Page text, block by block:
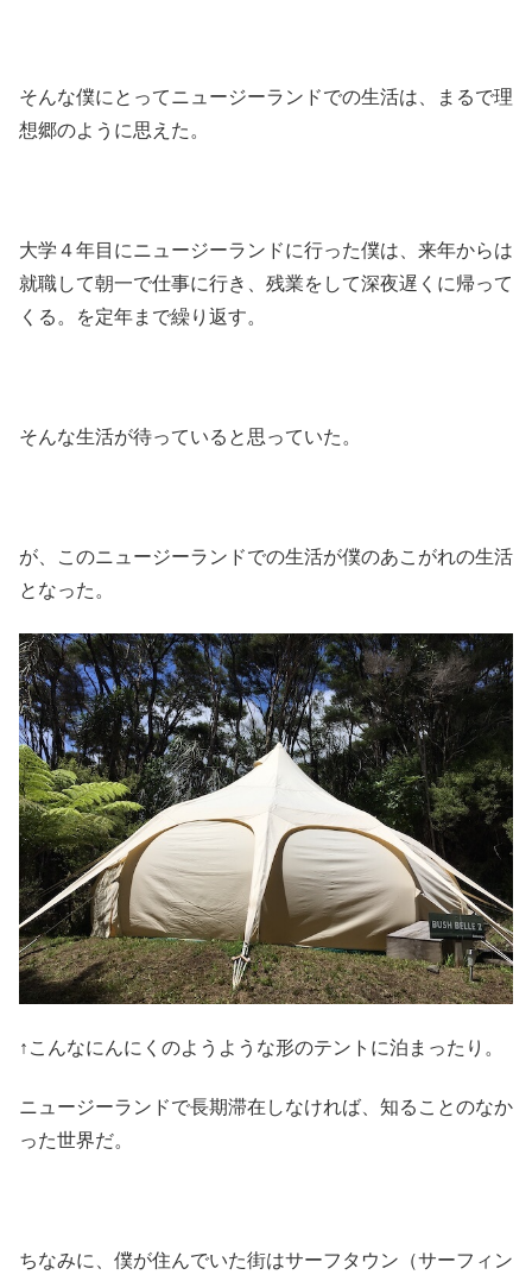
そんな僕にとってニュージーランドでの生活は、まるで理
想郷のように思えた。
大学４年目にニュージーランドに行った僕は、来年からは
就職して朝一で仕事に行き、残業をして深夜遅くに帰って
くる。を定年まで繰り返す。
そんな生活が待っていると思っていた。
が、このニュージーランドでの生活が僕のあこがれの生活
となった。
↑こんなにんにくのようような形のテントに泊まったり。
ニュージーランドで長期滞在しなければ、知ることのなか
った世界だ。
ちなみに、僕が住んでいた街はサーフタウン（サーフィン